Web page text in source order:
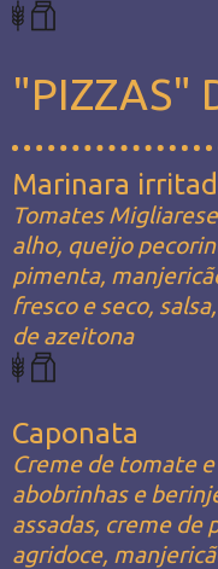
"PIZZAS"
Marinara
Tomates
alho, queijo
pimenta,
fresco e seco,
de azeitona
Caponata
Creme de tomate
abobrinhas e
assadas, creme de
agridoce,